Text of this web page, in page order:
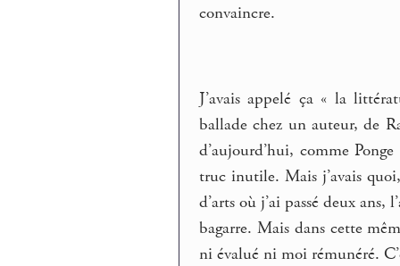
convaincre.
J’avais appelé ça « la
ballade chez un auteur, de
d’aujourd’hui, comme
truc inutile. Mais j’avais
d’arts où j’ai passé deux
bagarre. Mais dans cette
ni évalué ni moi rémunéré.